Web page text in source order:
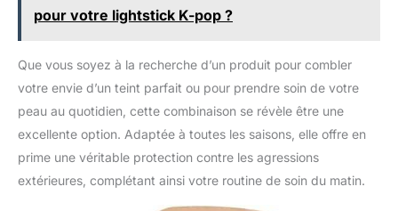
pour votre lightstick K-pop ?
Que vous soyez à la recherche d’un produit pour combler
votre envie d’un teint parfait ou pour prendre soin de votre
peau au quotidien, cette combinaison se révèle être une
excellente option. Adaptée à toutes les saisons, elle offre en
prime une véritable protection contre les agressions
extérieures, complétant ainsi votre routine de soin du matin.